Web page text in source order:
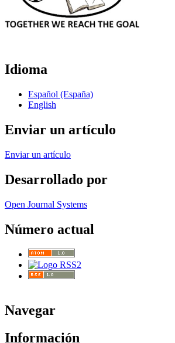
Idioma
Español (España)
English
Enviar un artículo
Enviar un artículo
Desarrollado por
Open Journal Systems
Número actual
Navegar
Información